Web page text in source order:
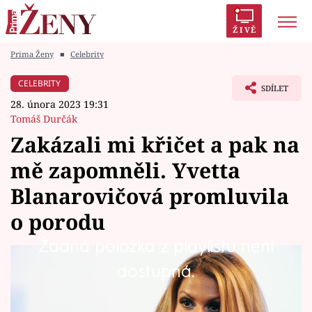
ŽIVĚ
Módní alarm
Témata
Celebrity
Prima Ženy ■ Celebrity
CELEBRITY
28. února 2023 19:31
Tomáš Durčák
SDÍLET
Zakázali mi křičet a pak na
mě zapomněli. Yvetta
Blanarovičová promluvila
o porodu
Žádná položka z playlistu není
dostupná.
Syn herečky a zpěvačky Yvetty Blanarovičové
(59) Matyáš právě slaví půlkulaté 35.
narozeniny a jeho milující maminka se mu